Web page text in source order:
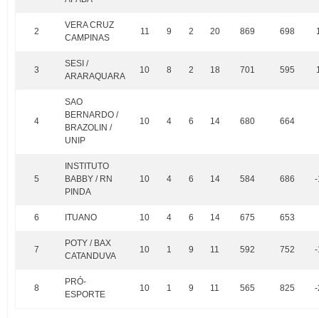
2
VERA CRUZ
CAMPINAS
11 9 2 20 869 698
3
SESI /
ARARAQUARA
10 8 2 18 701 595
4
SAO
BERNARDO /
BRAZOLIN /
UNIP
10 4 6 14 680 664
5
INSTITUTO
BABBY / RN
PINDA
10 4 6 14 584 686
6 ITUANO 10 4 6 14 675 653
7
POTY / BAX
CATANDUVA
10 1 9 11 592 752
8
PRÓ-
ESPORTE
10 1 9 11 565 825